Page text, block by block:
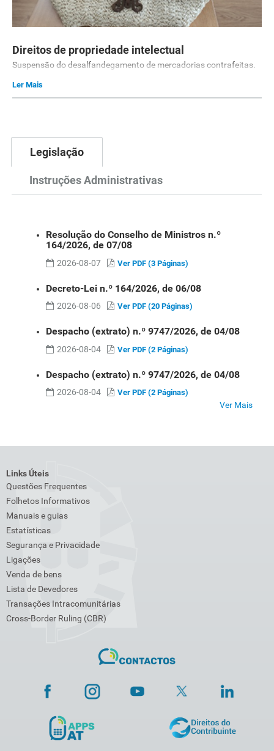
Direitos de propriedade intelectual
Suspensão do desalfandegamento de mercadorias contrafeitas.
Ler Mais
Legislação
Instruções Administrativas
Resolução do Conselho de Ministros n.º
164/2026, de 07/08
2026-08-07 Ver PDF (3 Páginas)
Decreto-Lei n.º 164/2026, de 06/08
2026-08-06 Ver PDF (20 Páginas)
Despacho (extrato) n.º 9747/2026, de 04/08
2026-08-04 Ver PDF (2 Páginas)
Despacho (extrato) n.º 9747/2026, de 04/08
2026-08-04 Ver PDF (2 Páginas)
Ver Mais
Links Úteis
Questões Frequentes
Folhetos Informativos
Manuais e guias
Estatísticas
Segurança e Privacidade
Ligações
Venda de bens
Lista de Devedores
Transações Intracomunitárias
Cross-Border Ruling (CBR)